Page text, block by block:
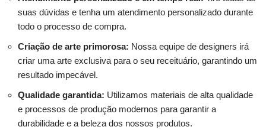
suas dúvidas e tenha um atendimento personalizado durante
todo o processo de compra.
Criação de arte primorosa: Nossa equipe de designers irá
criar uma arte exclusiva para o seu receituário, garantindo um
resultado impecável.
Qualidade garantida: Utilizamos materiais de alta qualidade
e processos de produção modernos para garantir a
durabilidade e a beleza dos nossos produtos.